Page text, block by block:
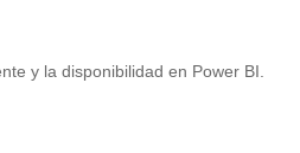
y la disponibilidad en Power BI.